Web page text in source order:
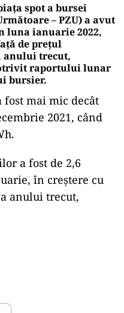
spot a bursei
– PZU) a avut
luna ianuarie 2022,
de preţul
anului trecut,
raportului lunar
bursier.
mai mic decât
2021, când
a fost de 2,6
în creştere cu
anului trecut,